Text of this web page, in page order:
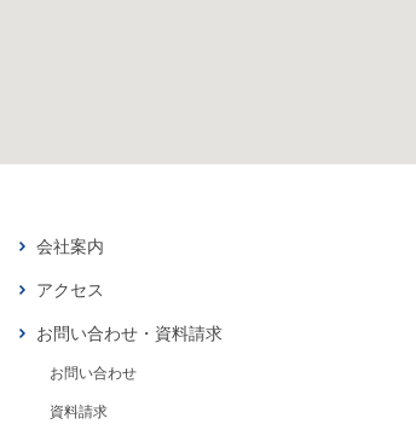
会社案内
アクセス
お問い合わせ・資料請求
お問い合わせ
資料請求